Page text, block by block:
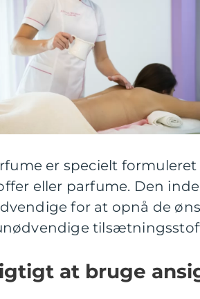
er specielt
eller parfume. Den
for at opnå de
at bruge